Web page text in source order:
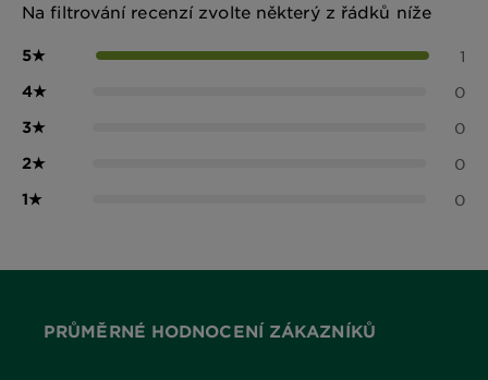
Na filtrování recenzí zvolte některý z řádků níže
5★ 1
4★ 0
3★ 0
2★ 0
1★ 0
PRŮMĚRNÉ HODNOCENÍ ZÁKAZNÍKŮ